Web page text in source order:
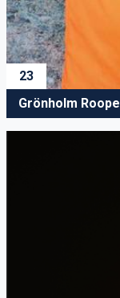
23
Grönholm Roope